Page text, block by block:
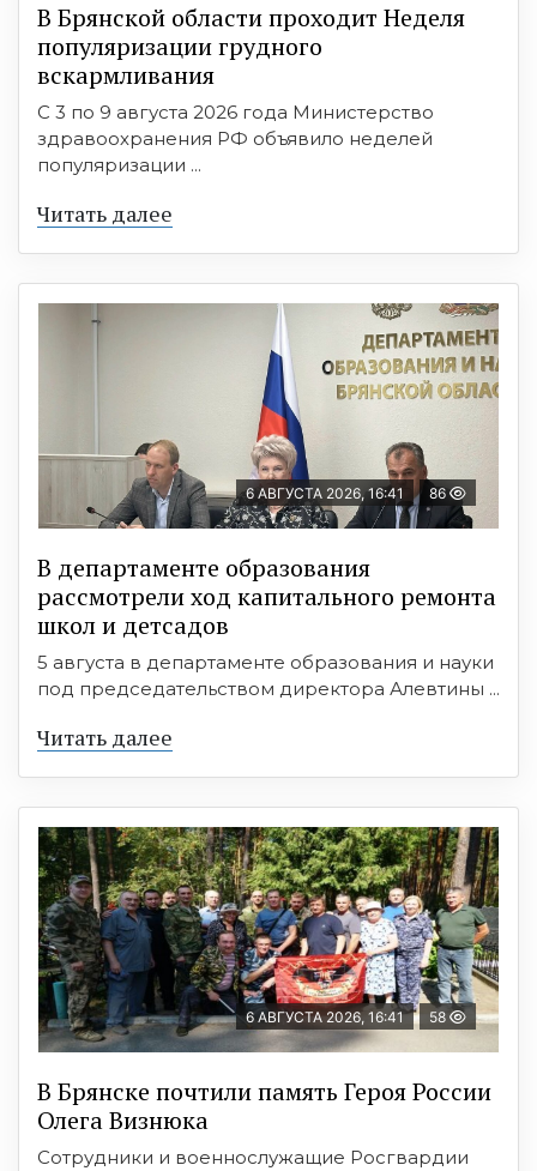
В Брянской области проходит Неделя
популяризации грудного
вскармливания
С 3 по 9 августа 2026 года Министерство
здравоохранения РФ объявило неделей
популяризации ...
Читать далее
6 АВГУСТА 2026, 16:41 86
В департаменте образования
рассмотрели ход капитального ремонта
школ и детсадов
5 августа в департаменте образования и науки
под председательством директора Алевтины ...
Читать далее
6 АВГУСТА 2026, 16:41 58
В Брянске почтили память Героя России
Олега Визнюка
Сотрудники и военнослужащие Росгвардии